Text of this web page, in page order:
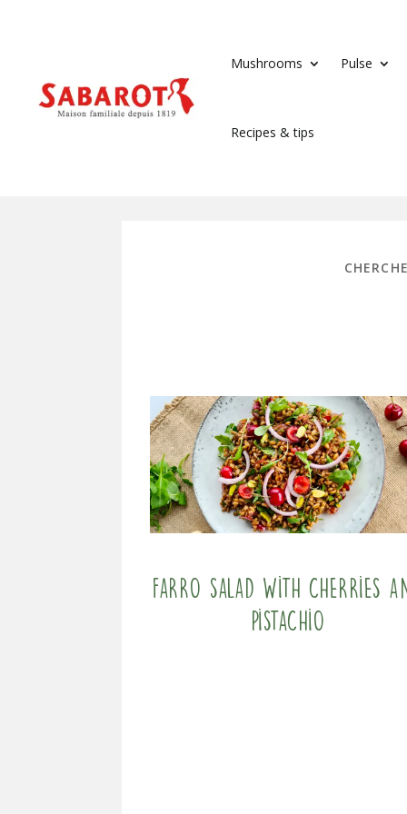
Mushrooms Pulse
Recipes & tips
Farro salad with cherries
pistachio